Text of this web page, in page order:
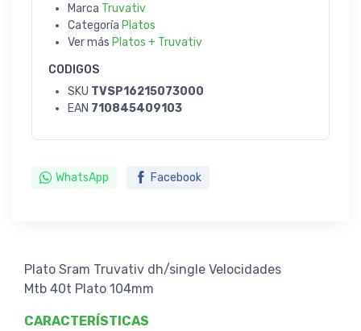
Marca Truvativ
Categoría Platos
Ver más Platos + Truvativ
CODIGOS
SKU TVSP16215073000
EAN 710845409103
WhatsApp Facebook
Plato Sram Truvativ dh/single Velocidades
Mtb 40t Plato 104mm
CARACTERÍSTICAS